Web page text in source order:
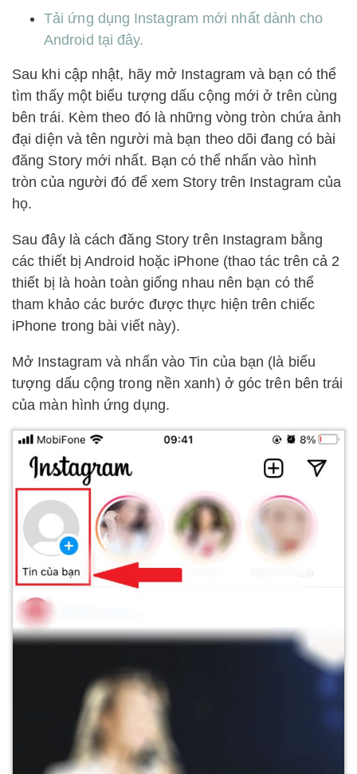
Tải ứng dụng Instagram mới nhất dành cho
Android tại đây.
Sau khi cập nhật, hãy mở Instagram và bạn có thể
tìm thấy một biểu tượng dấu cộng mới ở trên cùng
bên trái. Kèm theo đó là những vòng tròn chứa ảnh
đại diện và tên người mà bạn theo dõi đang có bài
đăng Story mới nhất. Bạn có thể nhấn vào hình
tròn của người đó để xem Story trên Instagram của
họ.
Sau đây là cách đăng Story trên Instagram bằng
các thiết bị Android hoặc iPhone (thao tác trên cả 2
thiết bị là hoàn toàn giống nhau nên bạn có thể
tham khảo các bước được thực hiện trên chiếc
iPhone trong bài viết này).
Mở Instagram và nhấn vào Tin của bạn (là biểu
tượng dấu cộng trong nền xanh) ở góc trên bên trái
của màn hình ứng dụng.